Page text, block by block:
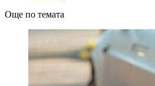
Още по темата